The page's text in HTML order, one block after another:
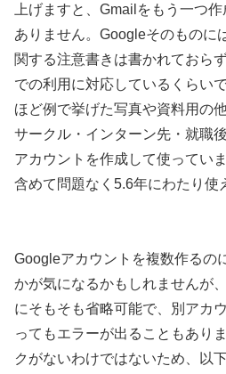
上げますと、Gmailをもう一つ
ありません。Googleそのものに
関する注意書きは書かれておら
での利用に対応しているくらい
ほど例で挙げた写真や資料用の
サークル・インターン先・就職
アカウントを作成して使ってい
含めて問題なく5.6年にわたり使
Googleアカウントを複数作るの
かが気になるかもしれませんが
にそもそも省略可能で、別アカ
ってもエラーが出ることもあり
クがないわけではないため、以